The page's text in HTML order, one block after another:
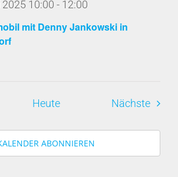
mit Denny Jankowski in
10:00 - 12:00
Heute Nächste
ABONNIEREN